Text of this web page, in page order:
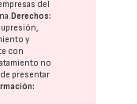
del
Derechos:
y
con
no
presentar